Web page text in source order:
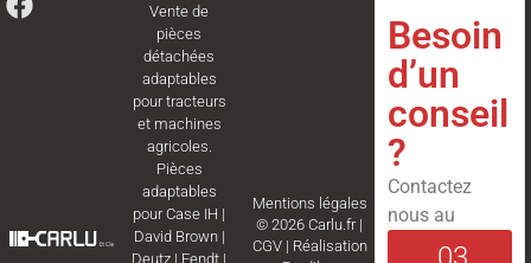
Vente de
pièces
détachées
adaptables
pour tracteurs
et machines
agricoles.
Pièces
adaptables
pourCase IH |
David Brown|
Deutz | Fendt |
Mentions légales
© 2026 Carlu.fr |
CGV| Réalisation
Besoin
d’un
conseil
?
Contactez
nous au